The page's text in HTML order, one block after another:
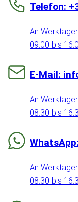
Telefon:
An
09:00 bis
E-Mail:
An
08:30 bis
An
08:30 bis